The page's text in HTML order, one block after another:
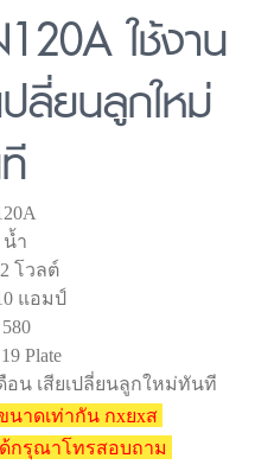
ใช้งาน
ลี่ยนลูกใหม่
น้ำ
โวลต์
แอมป์
Plate
อน เสียเปลี่ยนลูกใหม่ทันที
นาดเท่ากัน กxยxส
กรุณาโทรสอบถาม